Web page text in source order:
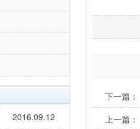
2016.09.12
下一篇：
上一篇：